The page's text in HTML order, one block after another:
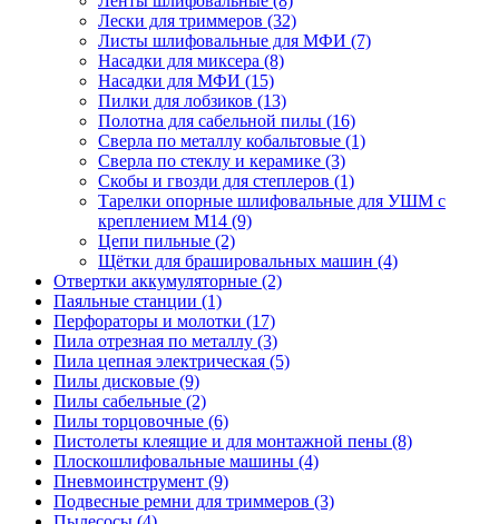
Лески для триммеров (32)
Листы шлифовальные для МФИ (7)
Насадки для миксера (8)
Насадки для МФИ (15)
Пилки для лобзиков (13)
Полотна для сабельной пилы (16)
Сверла по металлу кобальтовые (1)
Сверла по стеклу и керамике (3)
Скобы и гвозди для степлеров (1)
Тарелки опорные шлифовальные для УШМ с
креплением М14 (9)
Цепи пильные (2)
Щётки для брашировальных машин (4)
Отвертки аккумуляторные (2)
Паяльные станции (1)
Перфораторы и молотки (17)
Пила отрезная по металлу (3)
Пила цепная электрическая (5)
Пилы дисковые (9)
Пилы сабельные (2)
Пилы торцовочные (6)
Пистолеты клеящие и для монтажной пены (8)
Плоскошлифовальные машины (4)
Пневмоинструмент (9)
Подвесные ремни для триммеров (3)